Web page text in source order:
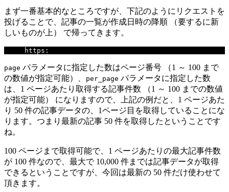
まず一番基本的なところですが、下記のようにリクエストを
投げることで、記事の一覧が作成日時の降順 （要するに新
しいものが上） で帰ってきます。
https :
page パラメータに指定した数はページ番号 （1 ～ 100 まで
の数値が指定可能）、
per_page パラメータに指定した数
は、1 ページあたり取得する記事件数 （1 ～ 100 までの数値
が指定可能） になりますので、上記の例だと、1 ページあた
り 50 件の記事データの、1ページ目を取得していることにな
ります。つまり最新の記事 50 件を取得したということです
ね。
100 ページまで取得可能で、1 ページあたりの最大記事件数
が 100 件なので、最大で 10,000 件までは記事データが取得
できるということですが、今回は最新の 50 件だけ使わせて
頂きます。